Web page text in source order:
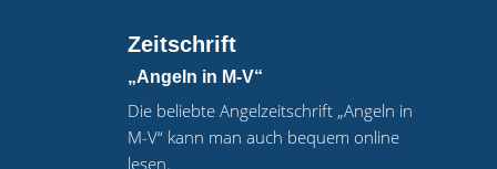
Zeitschrift
„Angeln in M-V“
Die beliebte Angelzeitschrift „Angeln in
M-V“ kann man auch bequem online
lesen.